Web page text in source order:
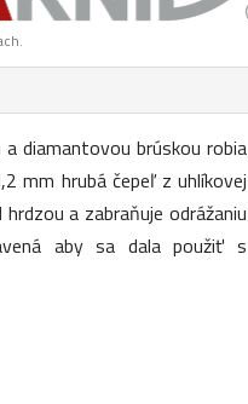
diamantovou brúskou robia
mm hrubá čepeľ z uhlíkovej
a zabraňuje odrážaniu
aby sa dala použiť s